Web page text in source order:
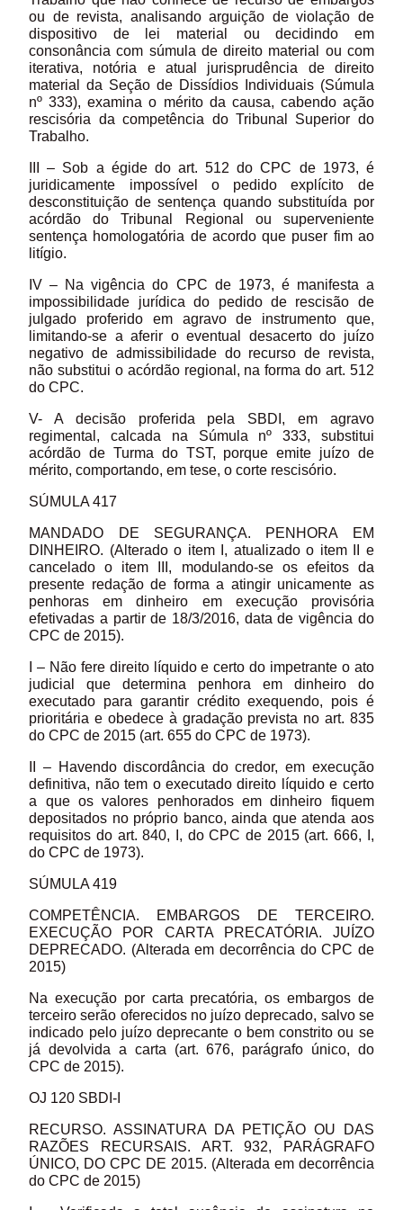
ou de revista, analisando arguição de violação de
dispositivo de lei material ou decidindo em
consonância com súmula de direito material ou com
iterativa, notória e atual jurisprudência de direito
material da Seção de Dissídios Individuais (Súmula
nº 333), examina o mérito da causa, cabendo ação
rescisória da competência do Tribunal Superior do
Trabalho.
III – Sob a égide do art. 512 do CPC de 1973, é
juridicamente impossível o pedido explícito de
desconstituição de sentença quando substituída por
acórdão do Tribunal Regional ou superveniente
sentença homologatória de acordo que puser fim ao
litígio.
IV – Na vigência do CPC de 1973, é manifesta a
impossibilidade jurídica do pedido de rescisão de
julgado proferido em agravo de instrumento que,
limitando-se a aferir o eventual desacerto do juízo
negativo de admissibilidade do recurso de revista,
não substitui o acórdão regional, na forma do art. 512
do CPC.
V- A decisão proferida pela SBDI, em agravo
regimental, calcada na Súmula nº 333, substitui
acórdão de Turma do TST, porque emite juízo de
mérito, comportando, em tese, o corte rescisório.
SÚMULA 417
MANDADO DE SEGURANÇA. PENHORA EM
DINHEIRO. (Alterado o item I, atualizado o item II e
cancelado o item III, modulando-se os efeitos da
presente redação de forma a atingir unicamente as
penhoras em dinheiro em execução provisória
efetivadas a partir de 18/3/2016, data de vigência do
CPC de 2015).
I – Não fere direito líquido e certo do impetrante o ato
judicial que determina penhora em dinheiro do
executado para garantir crédito exequendo, pois é
prioritária e obedece à gradação prevista no art. 835
do CPC de 2015 (art. 655 do CPC de 1973).
II – Havendo discordância do credor, em execução
definitiva, não tem o executado direito líquido e certo
a que os valores penhorados em dinheiro fiquem
depositados no próprio banco, ainda que atenda aos
requisitos do art. 840, I, do CPC de 2015 (art. 666, I,
do CPC de 1973).
SÚMULA 419
COMPETÊNCIA. EMBARGOS DE TERCEIRO.
EXECUÇÃO POR CARTA PRECATÓRIA. JUÍZO
DEPRECADO. (Alterada em decorrência do CPC de
2015)
Na execução por carta precatória, os embargos de
terceiro serão oferecidos no juízo deprecado, salvo se
indicado pelo juízo deprecante o bem constrito ou se
já devolvida a carta (art. 676, parágrafo único, do
CPC de 2015).
OJ 120 SBDI-I
RECURSO. ASSINATURA DA PETIÇÃO OU DAS
RAZÕES RECURSAIS. ART. 932, PARÁGRAFO
ÚNICO, DO CPC DE 2015. (Alterada em decorrência
do CPC de 2015)